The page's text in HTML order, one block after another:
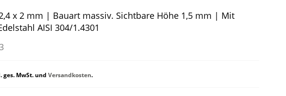
x 2 mm | Bauart massiv. Sichtbare Höhe 1,5 mm | Mit
AISI 304/1.4301
ges. MwSt. und Versandkosten.